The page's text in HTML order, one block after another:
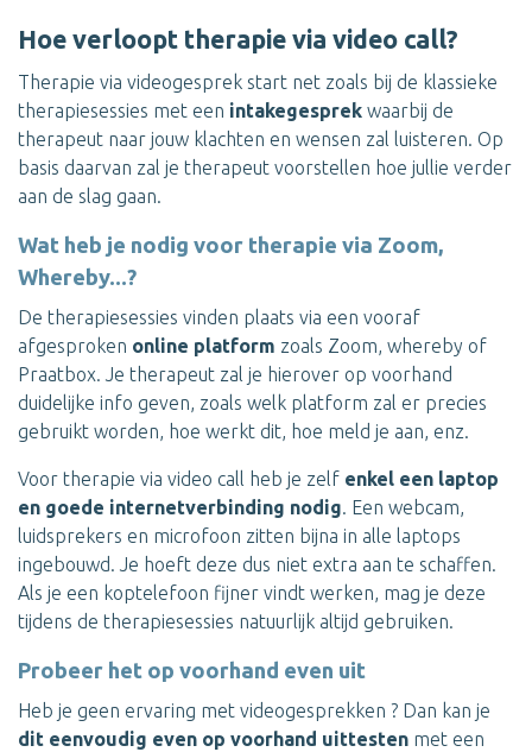
Hoe verloopt therapie via video call?
Therapie via videogesprek start net zoals bij de klassieke
therapiesessies met een intakegesprek waarbij de
therapeut naar jouw klachten en wensen zal luisteren. Op
basis daarvan zal je therapeut voorstellen hoe jullie verder
aan de slag gaan.
Wat heb je nodig voor therapie via Zoom,
Whereby...?
De therapiesessies vinden plaats via een vooraf
afgesproken online platform zoals Zoom, whereby of
Praatbox. Je therapeut zal je hierover op voorhand
duidelijke info geven, zoals welk platform zal er precies
gebruikt worden, hoe werkt dit, hoe meld je aan, enz.
Voor therapie via video call heb je zelf enkel een laptop
en goede internetverbinding nodig. Een webcam,
luidsprekers en microfoon zitten bijna in alle laptops
ingebouwd. Je hoeft deze dus niet extra aan te schaffen.
Als je een koptelefoon fijner vindt werken, mag je deze
tijdens de therapiesessies natuurlijk altijd gebruiken.
Probeer het op voorhand even uit
Heb je geen ervaring met videogesprekken ? Dan kan je
dit eenvoudig even op voorhand uittesten met een